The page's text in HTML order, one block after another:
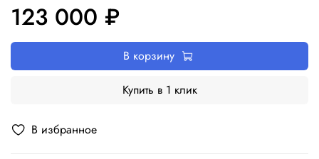
В избранное
123 000 ₽
В корзину
Купить в 1 клик